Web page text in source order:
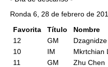
Ronda 6, 28 de febrero de
Favorita
Título Nombre
12
GM
10
IM Mkrtchian
11
GM Zhu Chen